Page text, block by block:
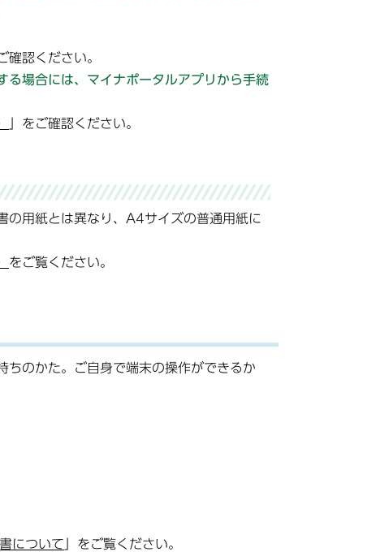
確認ください。
る場合には、マイナポータルアプリから手続
」をご確認ください。
の用紙とは異なり、A4サイズの普通用紙に
をご覧ください。
ちのかた。ご自身で端末の操作ができるか
について 」をご覧ください。